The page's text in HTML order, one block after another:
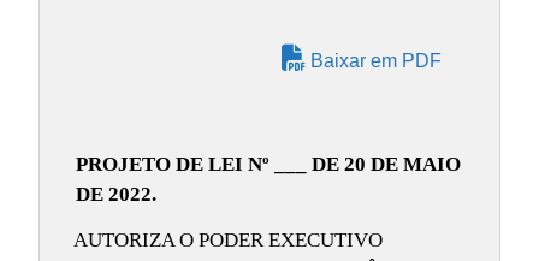
Baixar em PDF
PROJETO DE LEI Nº ___ DE 20 DE MAIO
DE 2022.
AUTORIZA O PODER EXECUTIVO